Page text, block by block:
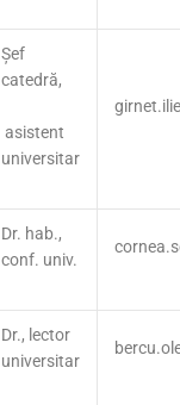
Șef
catedră,
asistent
universitar
Dr. hab.,
conf. univ.
Dr., lector
universitar